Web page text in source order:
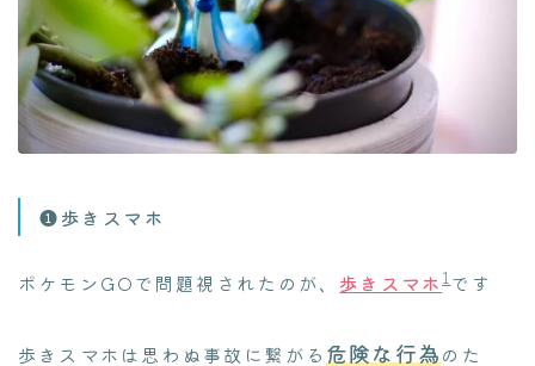
❶歩きスマホ
ポケモンGOで問題視されたのが、 歩きスマホ1です
歩きスマホは思わぬ事故に繋がる 危険な行為のた